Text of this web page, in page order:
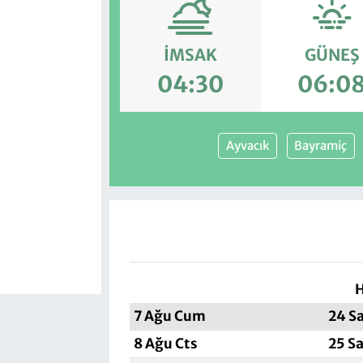
İMSAK
04:30
GÜNEŞ
Ayvacık Bayramiç
7 Ağu Cum
24
8 Ağu Cts
25